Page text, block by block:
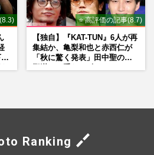
⭐ 高評価の記事(8.7)
【独自】『KAT-TUN』6人が再
集結か、亀梨和也と赤西仁が
「秋に驚く発表」田中聖の刑
Ranking